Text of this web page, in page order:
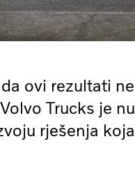
ovi rezultati
Trucks je
rješenja